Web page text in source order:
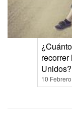
Unidos?
10 Febrero